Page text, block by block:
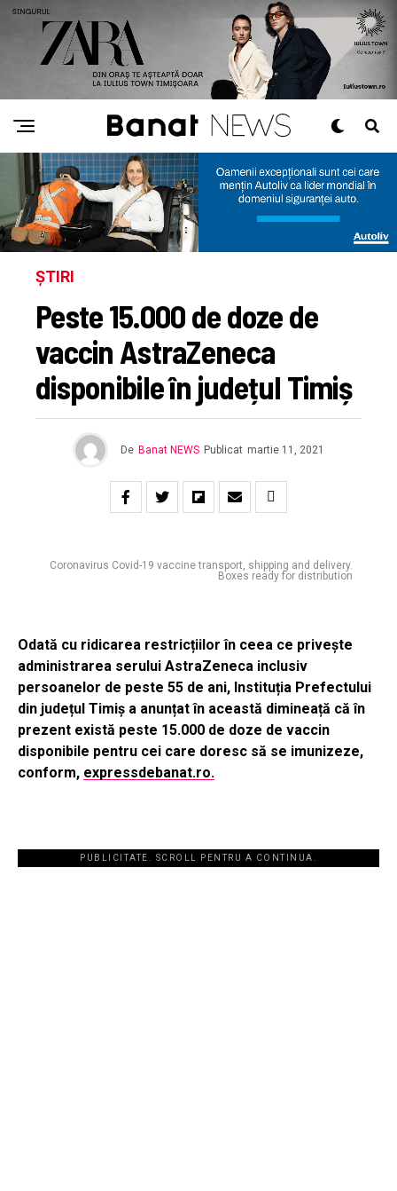
ȘTIRI
Peste 15.000 de doze de
vaccin AstraZeneca
disponibile în județul Timiș
De Banat NEWS Publicat martie 11, 2021
Coronavirus Covid-19 vaccine transport, shipping and delivery.
Boxes ready for distribution
Odată cu ridicarea restricțiilor în ceea ce privește
administrarea serului AstraZeneca inclusiv
persoanelor de peste 55 de ani, Instituția Prefectului
din județul Timiș a anunțat în această dimineață că în
prezent există peste 15.000 de doze de vaccin
disponibile pentru cei care doresc să se imunizeze,
conform, expressdebanat.ro.
PUBLICITATE. SCROLL PENTRU A CONTINUA.